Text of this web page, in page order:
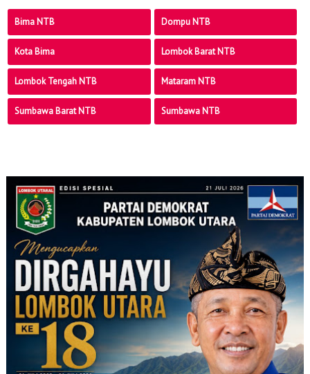
Bima NTB Dompu NTB
Kota Bima Lombok Barat NTB
Lombok Tengah NTB Mataram NTB
Sumbawa Barat NTB Sumbawa NTB